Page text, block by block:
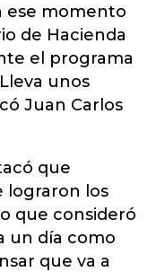
ese momento
de Hacienda
el programa
unos
Juan Carlos
que
lograron los
que consideró
un día como
que va a